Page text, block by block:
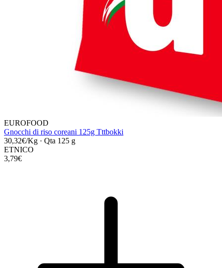
EUROFOOD
Gnocchi di riso coreani 125g Tttbokki
30,32€/Kg · Qta 125 g
ETNICO
3,79€